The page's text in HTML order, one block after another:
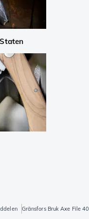
Gränsfors Bruk Axe File